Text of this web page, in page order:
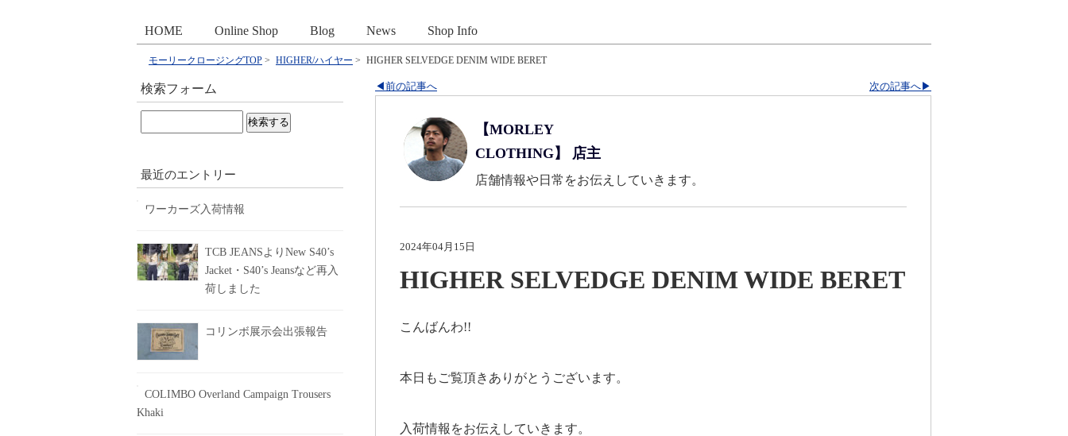
HOME Online Shop Blog News Shop Info
モーリークロージングTOP > HIGHER/ハイヤー > HIGHER SELVEDGE DENIM WIDE BERET
次の記事へ▶
◀前の記事へ
【MORLEY
CLOTHING】 店主
店舗情報や日常をお伝えしていきます。
2024年04月15日
HIGHER SELVEDGE DENIM WIDE BERET
こんばんわ!!
本日もご覧頂きありがとうございます。
入荷情報をお伝えしていきます。
検索フォーム
最近のエントリー
ワーカーズ入荷情報
TCB JEANSよりNew S40’s
Jacket・S40’s Jeansなど再入
荷しました
コリンボ展示会出張報告
COLIMBO Overland Campaign Trousers
Khaki